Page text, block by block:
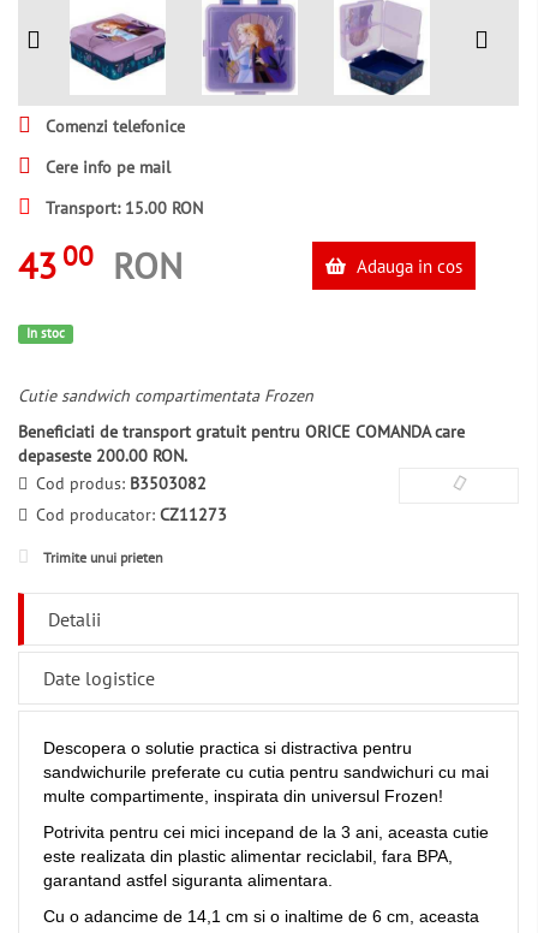
Comenzi telefonice
Cere info pe mail
Transport: 15.00 RON
43 00 RON Adauga in cos
In stoc
Cutie sandwich compartimentata Frozen
Beneficiati de transport gratuit pentru ORICE COMANDA care
depaseste 200.00 RON.
Cod produs: B3503082
Cod producator: CZ11273
Trimite unui prieten
Detalii
Date logistice
Descopera o solutie practica si distractiva pentru
sandwichurile preferate cu cutia pentru sandwichuri cu mai
multe compartimente, inspirata din universul Frozen!
Potrivita pentru cei mici incepand de la 3 ani, aceasta cutie
este realizata din plastic alimentar reciclabil, fara BPA,
garantand astfel siguranta alimentara.
Cu o adancime de 14,1 cm si o inaltime de 6 cm, aceasta